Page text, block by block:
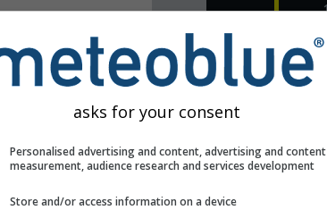
asks for your consent
Personalised advertising and content, advertising and content
measurement, audience research and services development
Store and/or access information on a device